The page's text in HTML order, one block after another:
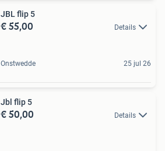
JBL flip 5
€ 55,00 Details
Onstwedde 25 jul 26
Jbl flip 5
€ 50,00 Details